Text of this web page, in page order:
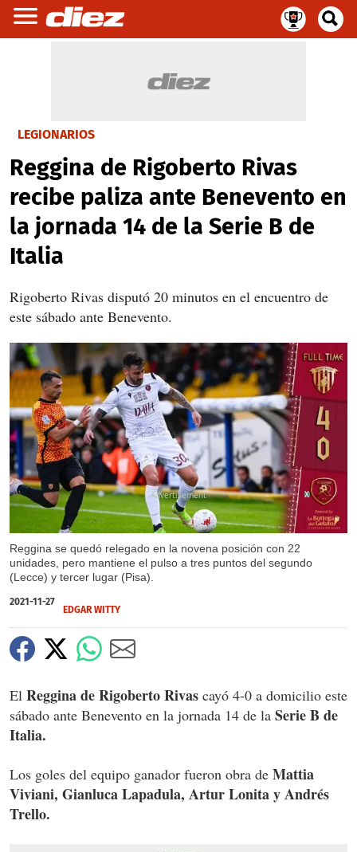
LEGIONARIOS
Reggina de Rigoberto Rivas
recibe paliza ante Benevento en
la jornada 14 de la Serie B de
Italia
Rigoberto Rivas disputó 20 minutos en el encuentro de
este sábado ante Benevento.
Reggina se quedó relegado en la novena posición con 22
unidades, pero mantiene el pulso a tres puntos del segundo
(Lecce) y tercer lugar (Pisa).
X
2021-11-27
EDGAR WITTY
El Reggina de Rigoberto Rivas cayó 4-0 a domicilio este
sábado ante Benevento en la jornada 14 de la Serie B de
Italia.
Los goles del equipo ganador fueron obra de Mattia
Viviani, Gianluca Lapadula, Artur Lonita y Andrés
Trello.